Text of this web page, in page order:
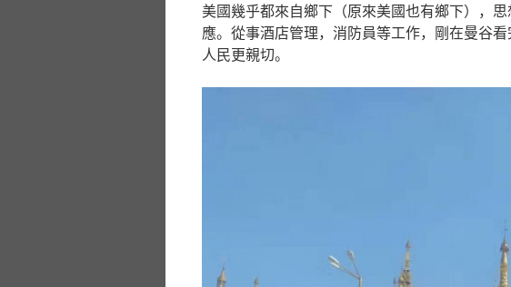
美國幾乎都來自鄉下（原來美國也有鄉下），
應。從事酒店管理，消防員等工作，剛在曼谷
人民更親切。